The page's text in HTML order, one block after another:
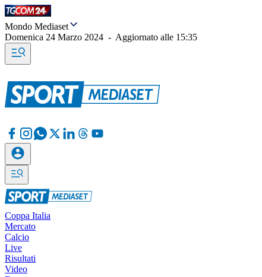
Mondo Mediaset
Domenica 24 Marzo 2024 - Aggiornato alle 15:35
Coppa Italia
Mercato
Calcio
Live
Risultati
Video